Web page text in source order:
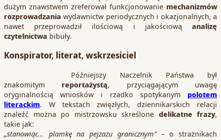
dużym znawstwem zreferował funkcjonowanie mechanizmów
rozprowadzania wydawnictw periodycznych i okazjonalnych, a
nawet przeprowadził ilościową i jakościową analizę
czytelnictwa bibuły.
Konspirator, literat, wskrzesiciel
Późniejszy Naczelnik Państwa był
znakomitym reportażystą, przyciągającym uwagę
oryginalnością wniosków i rzadko spotykanym polotem
literackim. W tekstach zwięzłych, dziennikarskich relacji
znaleźć można po mistrzowsku skreślone delikatne frazy,
takie jak:
„stanowiąc… plamkę na pejzażu granicznym”– o strażnikach